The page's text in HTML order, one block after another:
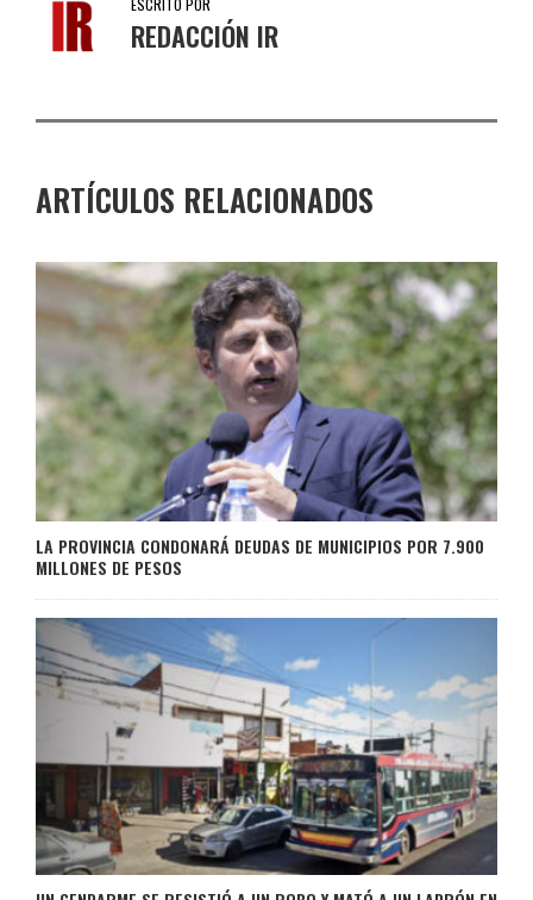
ESCRITO POR
REDACCIÓN IR
ARTÍCULOS RELACIONADOS
LA PROVINCIA CONDONARÁ DEUDAS DE MUNICIPIOS POR 7.900
MILLONES DE PESOS